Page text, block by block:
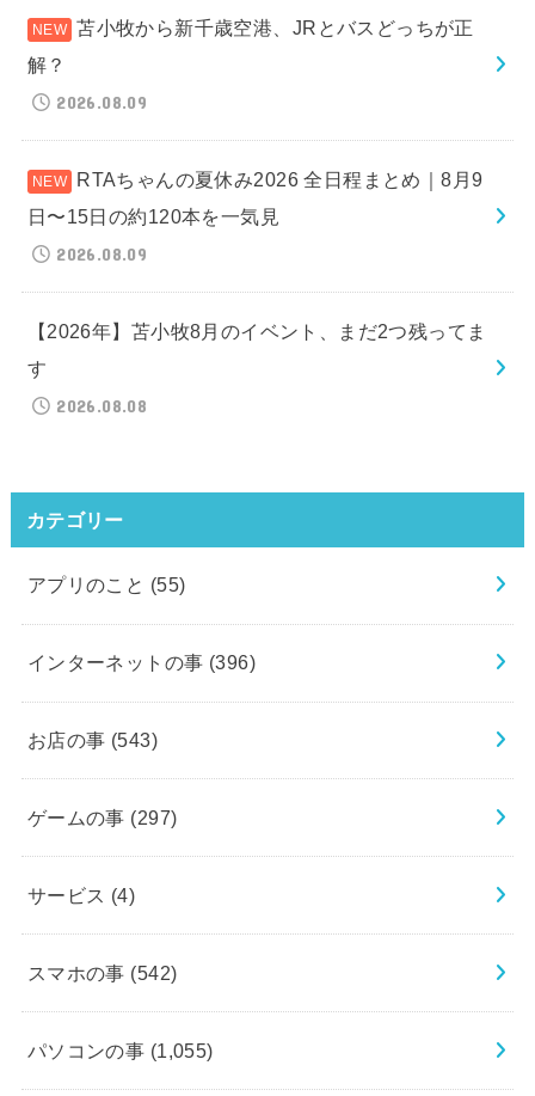
苫小牧から新千歳空港、JRとバスどっちが正
解？
2026.08.09
RTAちゃんの夏休み2026 全日程まとめ｜8月9
日〜15日の約120本を一気見
2026.08.09
【2026年】苫小牧8月のイベント、まだ2つ残ってま
す
2026.08.08
カテゴリー
アプリのこと (55)
インターネットの事 (396)
お店の事 (543)
ゲームの事 (297)
サービス (4)
スマホの事 (542)
パソコンの事 (1,055)